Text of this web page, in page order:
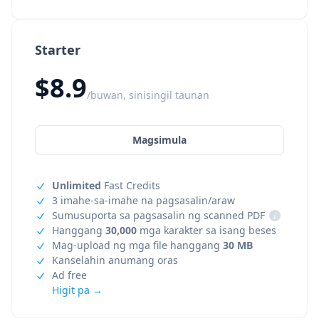
Starter
$8.9/buwan, sinisingil taunan
Magsimula
Unlimited Fast Credits
3 imahe-sa-imahe na pagsasalin/araw
Sumusuporta sa pagsasalin ng scanned PDF
i
Hanggang 30,000 mga karakter sa isang beses
Mag-upload ng mga file hanggang 30 MB
Kanselahin anumang oras
Ad free
Higit pa →